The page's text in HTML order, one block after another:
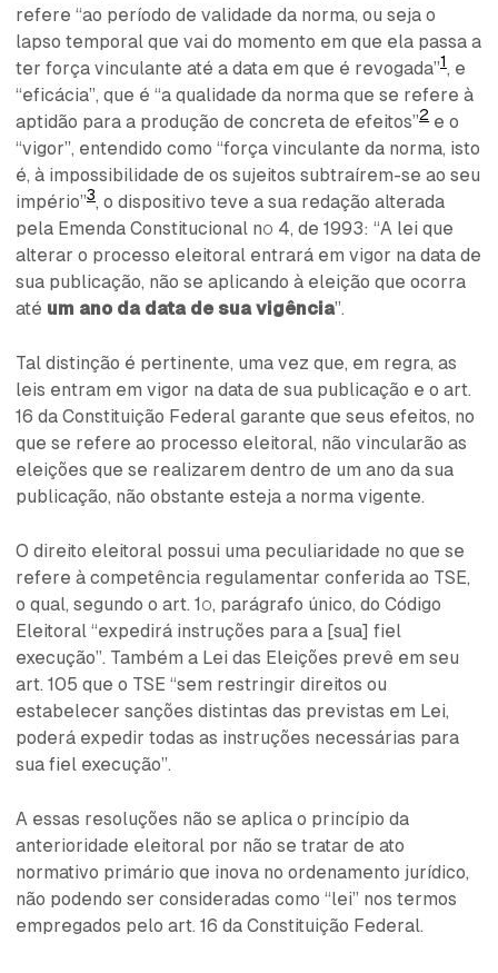
refere “ao período de validade da norma, ou seja o
lapso temporal que vai do momento em que ela passa a
ter força vinculante até a data em que é revogada”1, e
“eficácia”, que é “a qualidade da norma que se refere à
aptidão para a produção de concreta de efeitos”2 e o
“vigor”, entendido como “força vinculante da norma, isto
é, à impossibilidade de os sujeitos subtraírem-se ao seu
império”3, o dispositivo teve a sua redação alterada
pela Emenda Constitucional nº 4, de 1993: “A lei que
alterar o processo eleitoral entrará em vigor na data de
sua publicação, não se aplicando à eleição que ocorra
até um ano da data de sua vigência”.
Tal distinção é pertinente, uma vez que, em regra, as
leis entram em vigor na data de sua publicação e o art.
16 da Constituição Federal garante que seus efeitos, no
que se refere ao processo eleitoral, não vincularão as
eleições que se realizarem dentro de um ano da sua
publicação, não obstante esteja a norma vigente.
O direito eleitoral possui uma peculiaridade no que se
refere à competência regulamentar conferida ao TSE,
o qual, segundo o art. 1º, parágrafo único, do Código
Eleitoral “expedirá instruções para a [sua] fiel
execução”. Também a Lei das Eleições prevê em seu
art. 105 que o TSE “sem restringir direitos ou
estabelecer sanções distintas das previstas em Lei,
poderá expedir todas as instruções necessárias para
sua fiel execução”.
A essas resoluções não se aplica o princípio da
anterioridade eleitoral por não se tratar de ato
normativo primário que inova no ordenamento jurídico,
não podendo ser consideradas como “lei” nos termos
empregados pelo art. 16 da Constituição Federal.